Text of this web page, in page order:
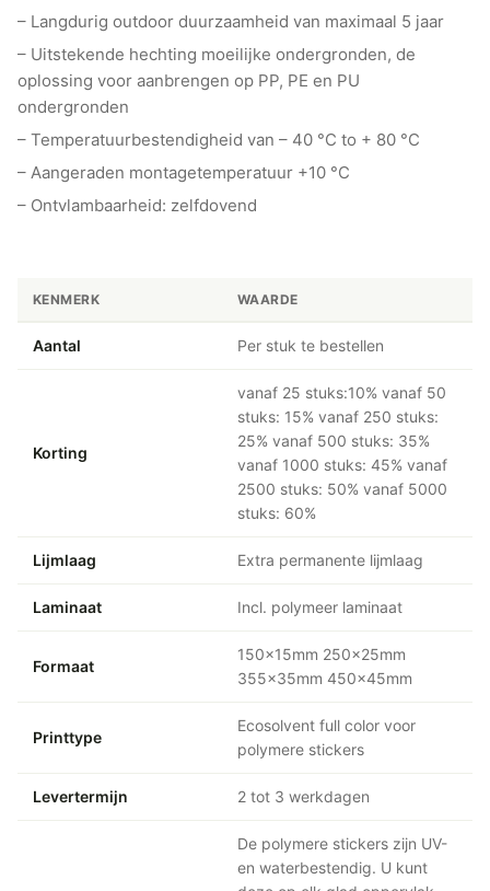
– Langdurig outdoor duurzaamheid van maximaal 5 jaar
– Uitstekende hechting moeilijke ondergronden, de
oplossing voor aanbrengen op PP, PE en PU
ondergronden
– Temperatuurbestendigheid van – 40 °C to + 80 °C
– Aangeraden montagetemperatuur +10 °C
– Ontvlambaarheid: zelfdovend
KENMERK WAARDE
Aantal Per stuk te bestellen
Korting
vanaf 25 stuks:10% vanaf 50
stuks: 15% vanaf 250 stuks:
25% vanaf 500 stuks: 35%
vanaf 1000 stuks: 45% vanaf
2500 stuks: 50% vanaf 5000
stuks: 60%
Lijmlaag Extra permanente lijmlaag
Laminaat Incl. polymeer laminaat
Formaat
150x15mm 250x25mm
355x35mm 450x45mm
Printtype
Ecosolvent full color voor
polymere stickers
Levertermijn 2 tot 3 werkdagen
De polymere stickers zijn UV-
en waterbestendig. U kunt